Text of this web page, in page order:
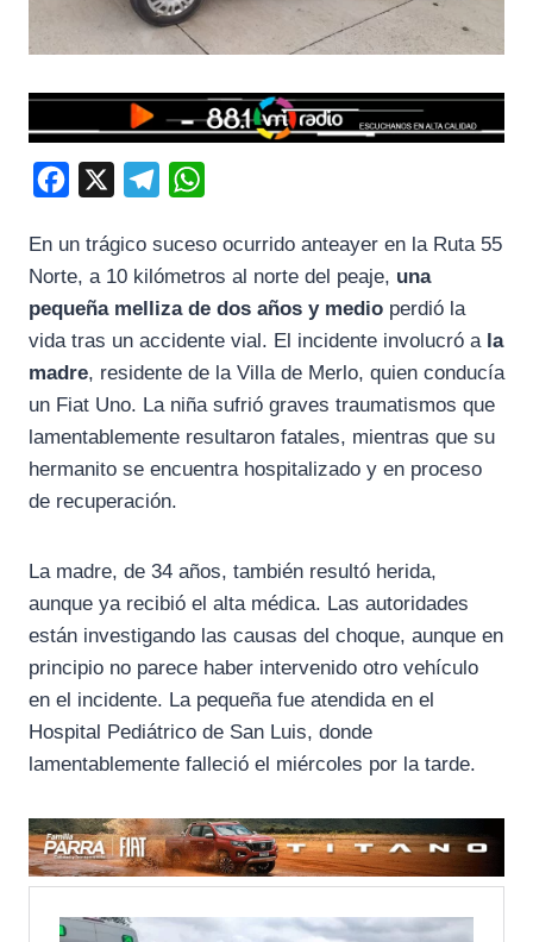
c
e
b
o
k
l
e
g
m
a
t
s
p
En un trágico suceso ocurrido anteayer en la Ruta 55
Norte, a 10 kilómetros al norte del peaje, una
pequeña melliza de dos años y medio perdió la
vida tras un accidente vial. El incidente involucró a la
madre, residente de la Villa de Merlo, quien conducía
un Fiat Uno. La niña sufrió graves traumatismos que
lamentablemente resultaron fatales, mientras que su
hermanito se encuentra hospitalizado y en proceso
de recuperación.
La madre, de 34 años, también resultó herida,
aunque ya recibió el alta médica. Las autoridades
están investigando las causas del choque, aunque en
principio no parece haber intervenido otro vehículo
en el incidente. La pequeña fue atendida en el
Hospital Pediátrico de San Luis, donde
lamentablemente falleció el miércoles por la tarde.